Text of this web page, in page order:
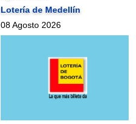
Lotería de Medellín
08 Agosto 2026